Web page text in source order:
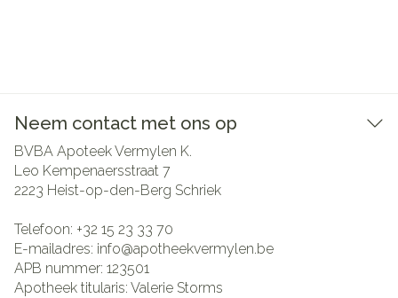
Neem contact met ons op
BVBA Apoteek Vermylen K.
Leo Kempenaersstraat 7
2223 Heist-op-den-Berg Schriek
Telefoon: +32 15 23 33 70
E-mailadres: info@apotheekvermylen.be
APB nummer: 123501
Apotheek titularis: Valerie Storms